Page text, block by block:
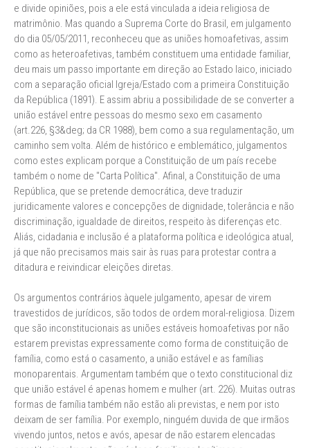
e divide opiniões, pois a ele está vinculada a ideia religiosa de
matrimônio. Mas quando a Suprema Corte do Brasil, em julgamento
do dia 05/05/2011, reconheceu que as uniões homoafetivas, assim
como as heteroafetivas, também constituem uma entidade familiar,
deu mais um passo importante em direção ao Estado laico, iniciado
com a separação oficial Igreja/Estado com a primeira Constituição
da República (1891). E assim abriu a possibilidade de se converter a
união estável entre pessoas do mesmo sexo em casamento
(art.226, §3&deg; da CR 1988), bem como a sua regulamentação, um
caminho sem volta. Além de histórico e emblemático, julgamentos
como estes explicam porque a Constituição de um país recebe
também o nome de "Carta Política". Afinal, a Constituição de uma
República, que se pretende democrática, deve traduzir
juridicamente valores e concepções de dignidade, tolerância e não
discriminação, igualdade de direitos, respeito às diferenças etc.
Aliás, cidadania e inclusão é a plataforma política e ideológica atual,
já que não precisamos mais sair às ruas para protestar contra a
ditadura e reivindicar eleições diretas.
Os argumentos contrários àquele julgamento, apesar de virem
travestidos de jurídicos, são todos de ordem moral-religiosa. Dizem
que são inconstitucionais as uniões estáveis homoafetivas por não
estarem previstas expressamente como forma de constituição de
família, como está o casamento, a união estável e as famílias
monoparentais. Argumentam também que o texto constitucional diz
que união estável é apenas homem e mulher (art. 226). Muitas outras
formas de família também não estão ali previstas, e nem por isto
deixam de ser família. Por exemplo, ninguém duvida de que irmãos
vivendo juntos, netos e avós, apesar de não estarem elencadas